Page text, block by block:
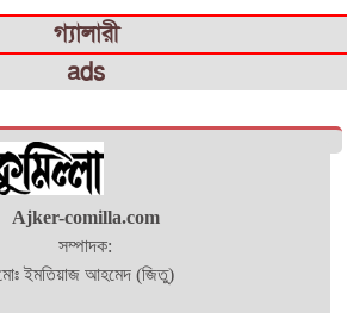
গ্যালারী
ads
Ajker-comilla.com
সম্পাদক:
ইমতিয়াজ আহমেদ (জিতু)